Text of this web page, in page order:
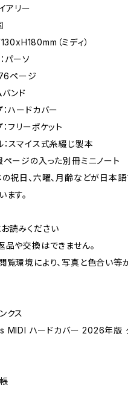
アリー
（ミディ）
パーソ
ページ
バンド
：ハードカバー
フリーポケット
：スマイス式糸綴じ製本
ページの入った別冊ミニノート
の祝日、六曜、月齢などが日本
ます。
読みください
品や交換はできません。
覧環境により、写真と色合い
クス
ハードカバー 2026年版